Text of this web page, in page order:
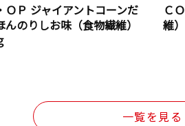
ＯＰ ジャイアントコーンだ
のりしお味（食物繊維）
Ｃ
維
一覧を見る